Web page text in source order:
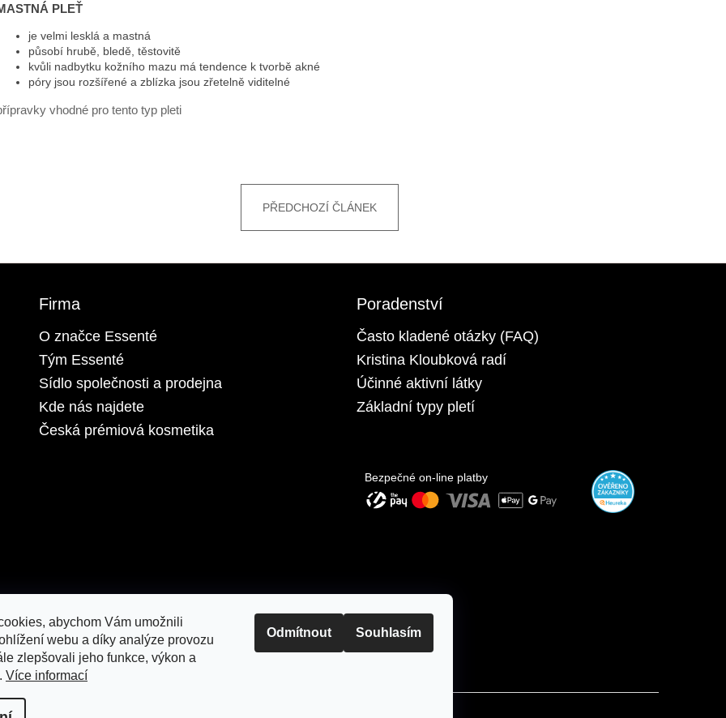
abychom Vám umožnili
webu a díky analýze provozu
zlepšovali jeho funkce, výkon a
Více informací
Odmítnout Souhlasím
PLEŤ
je velmi lesklá a mastná
působí hrubě, bledě, těstovitě
kvůli nadbytku kožního mazu má tendence k tvorbě akné
póry jsou rozšířené a zblízka jsou zřetelně viditelné
vhodné pro tento typ pleti
PŘEDCHOZÍ ČLÁNEK
Firma
O značce Essenté
Tým Essenté
Sídlo společnosti a prodejna
Kde nás najdete
Česká prémiová kosmetika
Poradenství
Často kladené otázky (FAQ)
Kristina Kloubková radí
Účinné aktivní látky
Základní typy pletí
Bezpečné on-line platby